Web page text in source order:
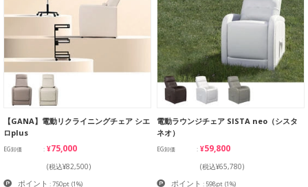
【GANA】電動リクライニングチェア シエ
ロplus
EG卸価 ¥75,000
(税込¥82,500)
ポイント : 750pt (1%)
電動ラウンジチェア SISTA neo（シスタ
ネオ）
EG卸価 ¥59,800
(税込¥65,780)
ポイント : 598pt (1%)